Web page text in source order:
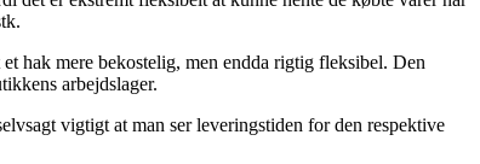
hak mere bekostelig, men endda rigtig fleksibel. Den
arbejdslager.
vigtigt at man ser leveringstiden for den respektive